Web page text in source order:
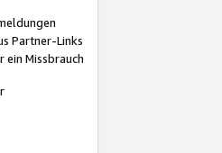
Partner-Links
Missbrauch